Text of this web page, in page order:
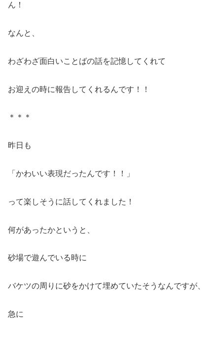
ん！
なんと、
わざわざ面白いことばの話を記憶してくれて
お迎えの時に報告してくれるんです！！
＊＊＊
昨日も
「かわいい表現だったんです！！」
って楽しそうに話してくれました！
何があったかというと、
砂場で遊んでいる時に
バケツの周りに砂をかけて埋めていたそうなんですが、
急に